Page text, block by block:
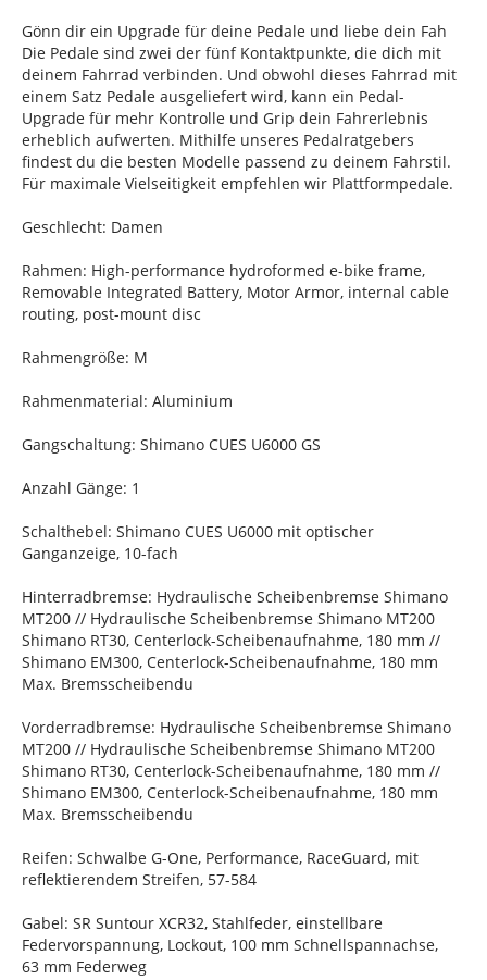
Gönn dir ein Upgrade für deine Pedale und liebe dein Fah
Die Pedale sind zwei der fünf Kontaktpunkte, die dich mit
deinem Fahrrad verbinden. Und obwohl dieses Fahrrad mit
einem Satz Pedale ausgeliefert wird, kann ein Pedal-
Upgrade für mehr Kontrolle und Grip dein Fahrerlebnis
erheblich aufwerten. Mithilfe unseres Pedalratgebers
findest du die besten Modelle passend zu deinem Fahrstil.
Für maximale Vielseitigkeit empfehlen wir Plattformpedale.
Geschlecht: Damen
Rahmen: High-performance hydroformed e-bike frame,
Removable Integrated Battery, Motor Armor, internal cable
routing, post-mount disc
Rahmengröße: M
Rahmenmaterial: Aluminium
Gangschaltung: Shimano CUES U6000 GS
Anzahl Gänge: 1
Schalthebel: Shimano CUES U6000 mit optischer
Ganganzeige, 10-fach
Hinterradbremse: Hydraulische Scheibenbremse Shimano
MT200 // Hydraulische Scheibenbremse Shimano MT200
Shimano RT30, Centerlock-Scheibenaufnahme, 180 mm //
Shimano EM300, Centerlock-Scheibenaufnahme, 180 mm
Max. Bremsscheibendu
Vorderradbremse: Hydraulische Scheibenbremse Shimano
MT200 // Hydraulische Scheibenbremse Shimano MT200
Shimano RT30, Centerlock-Scheibenaufnahme, 180 mm //
Shimano EM300, Centerlock-Scheibenaufnahme, 180 mm
Max. Bremsscheibendu
Reifen: Schwalbe G-One, Performance, RaceGuard, mit
reflektierendem Streifen, 57-584
Gabel: SR Suntour XCR32, Stahlfeder, einstellbare
Federvorspannung, Lockout, 100 mm Schnellspannachse,
63 mm Federweg